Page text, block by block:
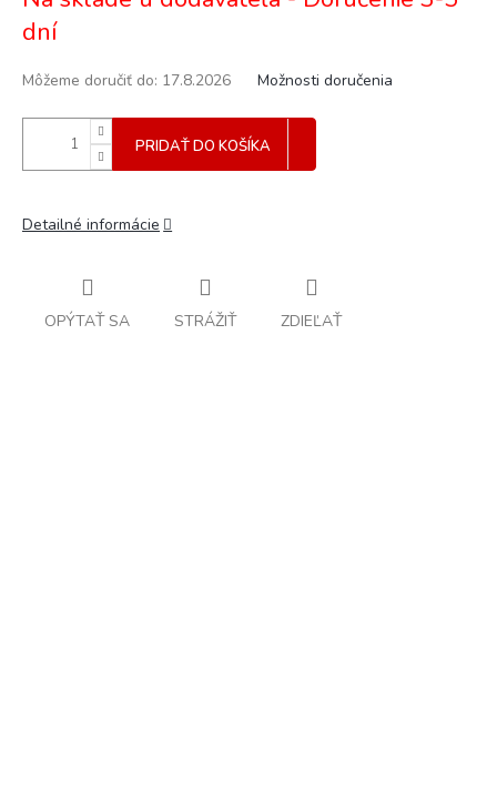
dní
Môžeme doručiť do: 17.8.2026 Možnosti doručenia
PRIDAŤ DO KOŠÍKA
Detailné informácie
OPÝTAŤ SA STRÁŽIŤ ZDIEĽAŤ